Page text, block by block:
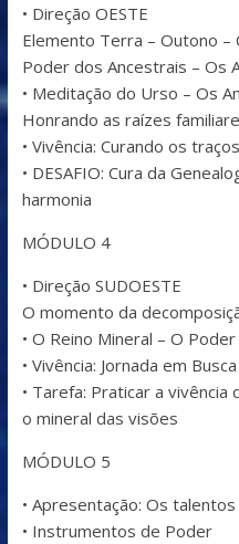
• Direção OESTE
Elemento Terra – Outono –
Poder dos Ancestrais – Os
• Meditação do Urso – Os
Honrando as raízes
• Vivência: Curando os
• DESAFIO: Cura da
harmonia
MÓDULO 4
• Direção SUDOESTE
O momento da
• O Reino Mineral – O
• Vivência: Jornada em
• Tarefa: Praticar a
o mineral das visões
MÓDULO 5
• Apresentação: Os
• Instrumentos de Poder